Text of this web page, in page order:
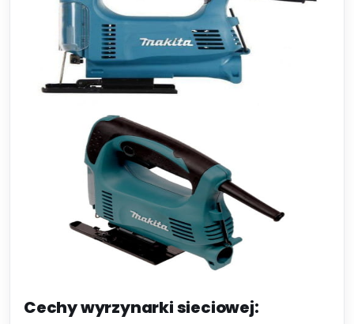
Cechy wyrzynarki sieciowej: